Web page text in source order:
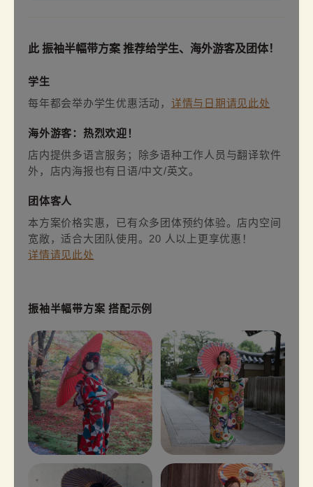
此 振袖半幅带方案 推荐给学生、海外游客及团体！
学生
每年都会举办学生优惠活动， 详情与日期请见此处
海外游客：热烈欢迎！
店内提供多语言服务；除多语种工作人员与翻译软件
外，店内海报也有日语/中文/英文。
团体客人
本方案价格实惠，已有众多团体预约体验。店内空间
宽敞，适合大团队使用。20 人以上更享优惠！
详情请见此处
振袖半幅带方案 搭配示例